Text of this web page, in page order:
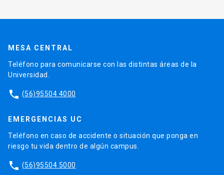
MESA CENTRAL
Teléfono para comunicarse con las distintas áreas de la
Universidad.
phone (56)95504 4000
EMERGENCIAS UC
Teléfono en caso de accidente o situación que ponga en
riesgo tu vida dentro de algún campus.
phone (56)95504 5000